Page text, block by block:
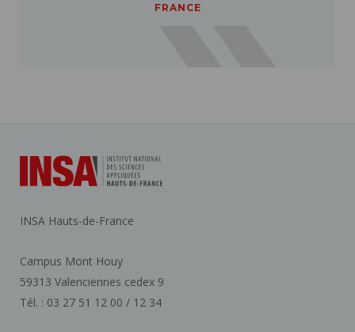
FRANCE
INSA Hauts-de-France
Campus Mont Houy
59313 Valenciennes cedex 9
Tél. : 03 27 51 12 00 / 12 34